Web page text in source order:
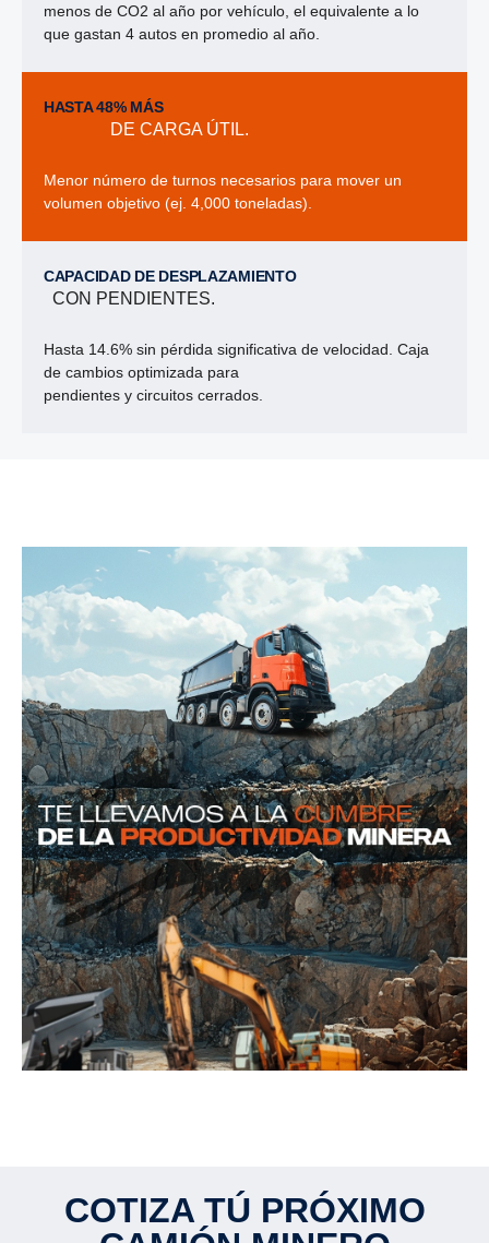
menos de CO2 al año por vehículo, el equivalente a lo
que gastan 4 autos en promedio al año.
HASTA 48% MÁS
DE CARGA ÚTIL.
Menor número de turnos necesarios para mover un
volumen objetivo (ej. 4,000 toneladas).
CAPACIDAD DE DESPLAZAMIENTO
CON PENDIENTES.
Hasta 14.6% sin pérdida significativa de velocidad. Caja
de cambios optimizada para
pendientes y circuitos cerrados.
COTIZA TÚ PRÓXIMO